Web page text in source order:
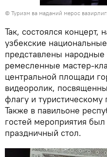
© Туризм ва маданий мерос
Так, состоялся концерт,
узбекские
представлены
ремесленные мастер-
центральной площади
видеоролик,
флагу и туристическому
Также в павильоне
гостей мероприятия был
праздничный стол.